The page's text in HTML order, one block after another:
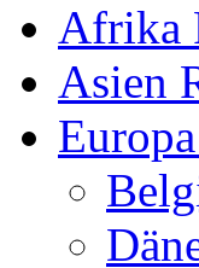
Afrika
Asien